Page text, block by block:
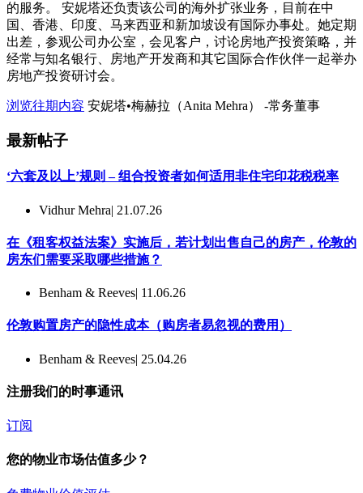
的服务。 安妮塔还负责该公司的海外扩张业务，目前在中
国、香港、印度、马来西亚和新加坡设有国际办事处。她定期
出差，参观公司办公室，会见客户，讨论房地产投资策略，并
经常与知名银行、房地产开发商和其它国际合作伙伴一起举办
房地产投资研讨会。
浏览往期内容 安妮塔•梅赫拉（Anita Mehra） -常务董事
最新帖子
‘六套及以上’规则 – 组合投资者如何适用非住宅印花税税率
Vidhur Mehra| 21.07.26
在《租客权益法案》实施后，若计划出售自己的房产，伦敦的
房东们需要采取哪些措施？
Benham & Reeves| 11.06.26
伦敦购置房产的隐性成本（购房者易忽视的费用）
Benham & Reeves| 25.04.26
注册我们的时事通讯
订阅
您的物业市场估值多少？